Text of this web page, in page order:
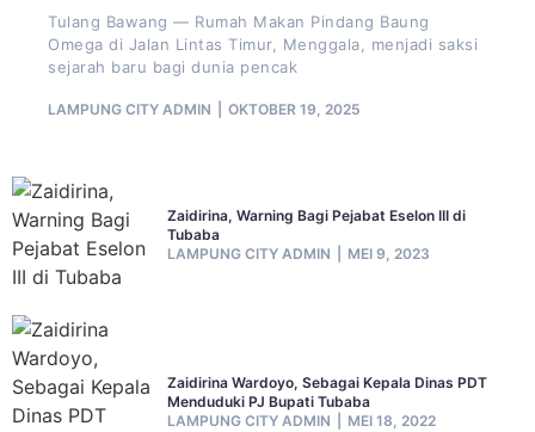
Tulang Bawang — Rumah Makan Pindang Baung
Omega di Jalan Lintas Timur, Menggala, menjadi saksi
sejarah baru bagi dunia pencak
LAMPUNG CITY ADMIN OKTOBER 19, 2025
Zaidirina, Warning Bagi Pejabat Eselon III di
Tubaba
LAMPUNG CITY ADMIN
MEI 9, 2023
Zaidirina Wardoyo, Sebagai Kepala Dinas PDT
Menduduki PJ Bupati Tubaba
LAMPUNG CITY ADMIN
MEI 18, 2022